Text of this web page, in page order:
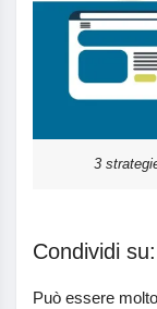
3
Condividi su:
Può essere